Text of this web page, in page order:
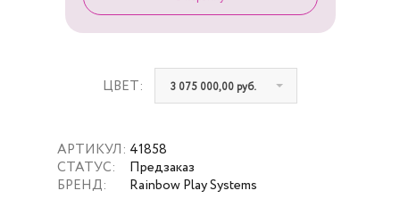
АРТИКУЛ:
СТАТУС:
БРЕНД:
41858
Предзаказ
Rainbow Play Systems
ЦВЕТ: 3 075 000,00 руб.